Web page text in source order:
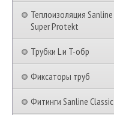
Теплоизоляция Sanline
Super Protekt
Трубки L и T-обр
Фиксаторы труб
Фитинги Sanline Classic